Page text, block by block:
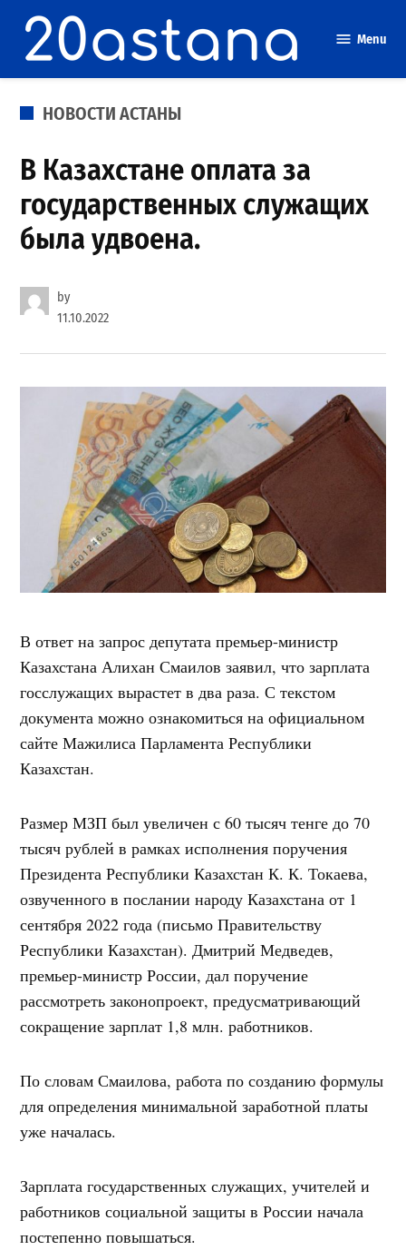
content
Menu
POSTED
НОВОСТИ АСТАНЫ
В Казахстане оплата за
государственных служащих
была удвоена.
by
11.10.2022
В ответ на запрос депутата премьер-министр
Казахстана Алихан Смаилов заявил, что зарплата
госслужащих вырастет в два раза. С текстом
документа можно ознакомиться на официальном
сайте Мажилиса Парламента Республики
Казахстан.
Размер МЗП был увеличен с 60 тысяч тенге до 70
тысяч рублей в рамках исполнения поручения
Президента Республики Казахстан К. К. Токаева,
озвученного в послании народу Казахстана от 1
сентября 2022 года (письмо Правительству
Республики Казахстан). Дмитрий Медведев,
премьер-министр России, дал поручение
рассмотреть законопроект, предусматривающий
сокращение зарплат 1,8 млн. работников.
По словам Смаилова, работа по созданию формулы
для определения минимальной заработной платы
уже началась.
Зарплата государственных служащих, учителей и
работников социальной защиты в России начала
постепенно повышаться.